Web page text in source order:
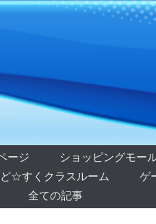
ージ ショッピングモー
☆すくクラスルーム ゲ
全ての記事